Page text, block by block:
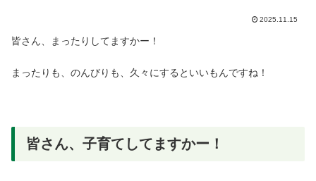
2025.11.15
皆さん、まったりしてますかー！
まったりも、のんびりも、久々にするといいもんですね！
皆さん、子育てしてますかー！